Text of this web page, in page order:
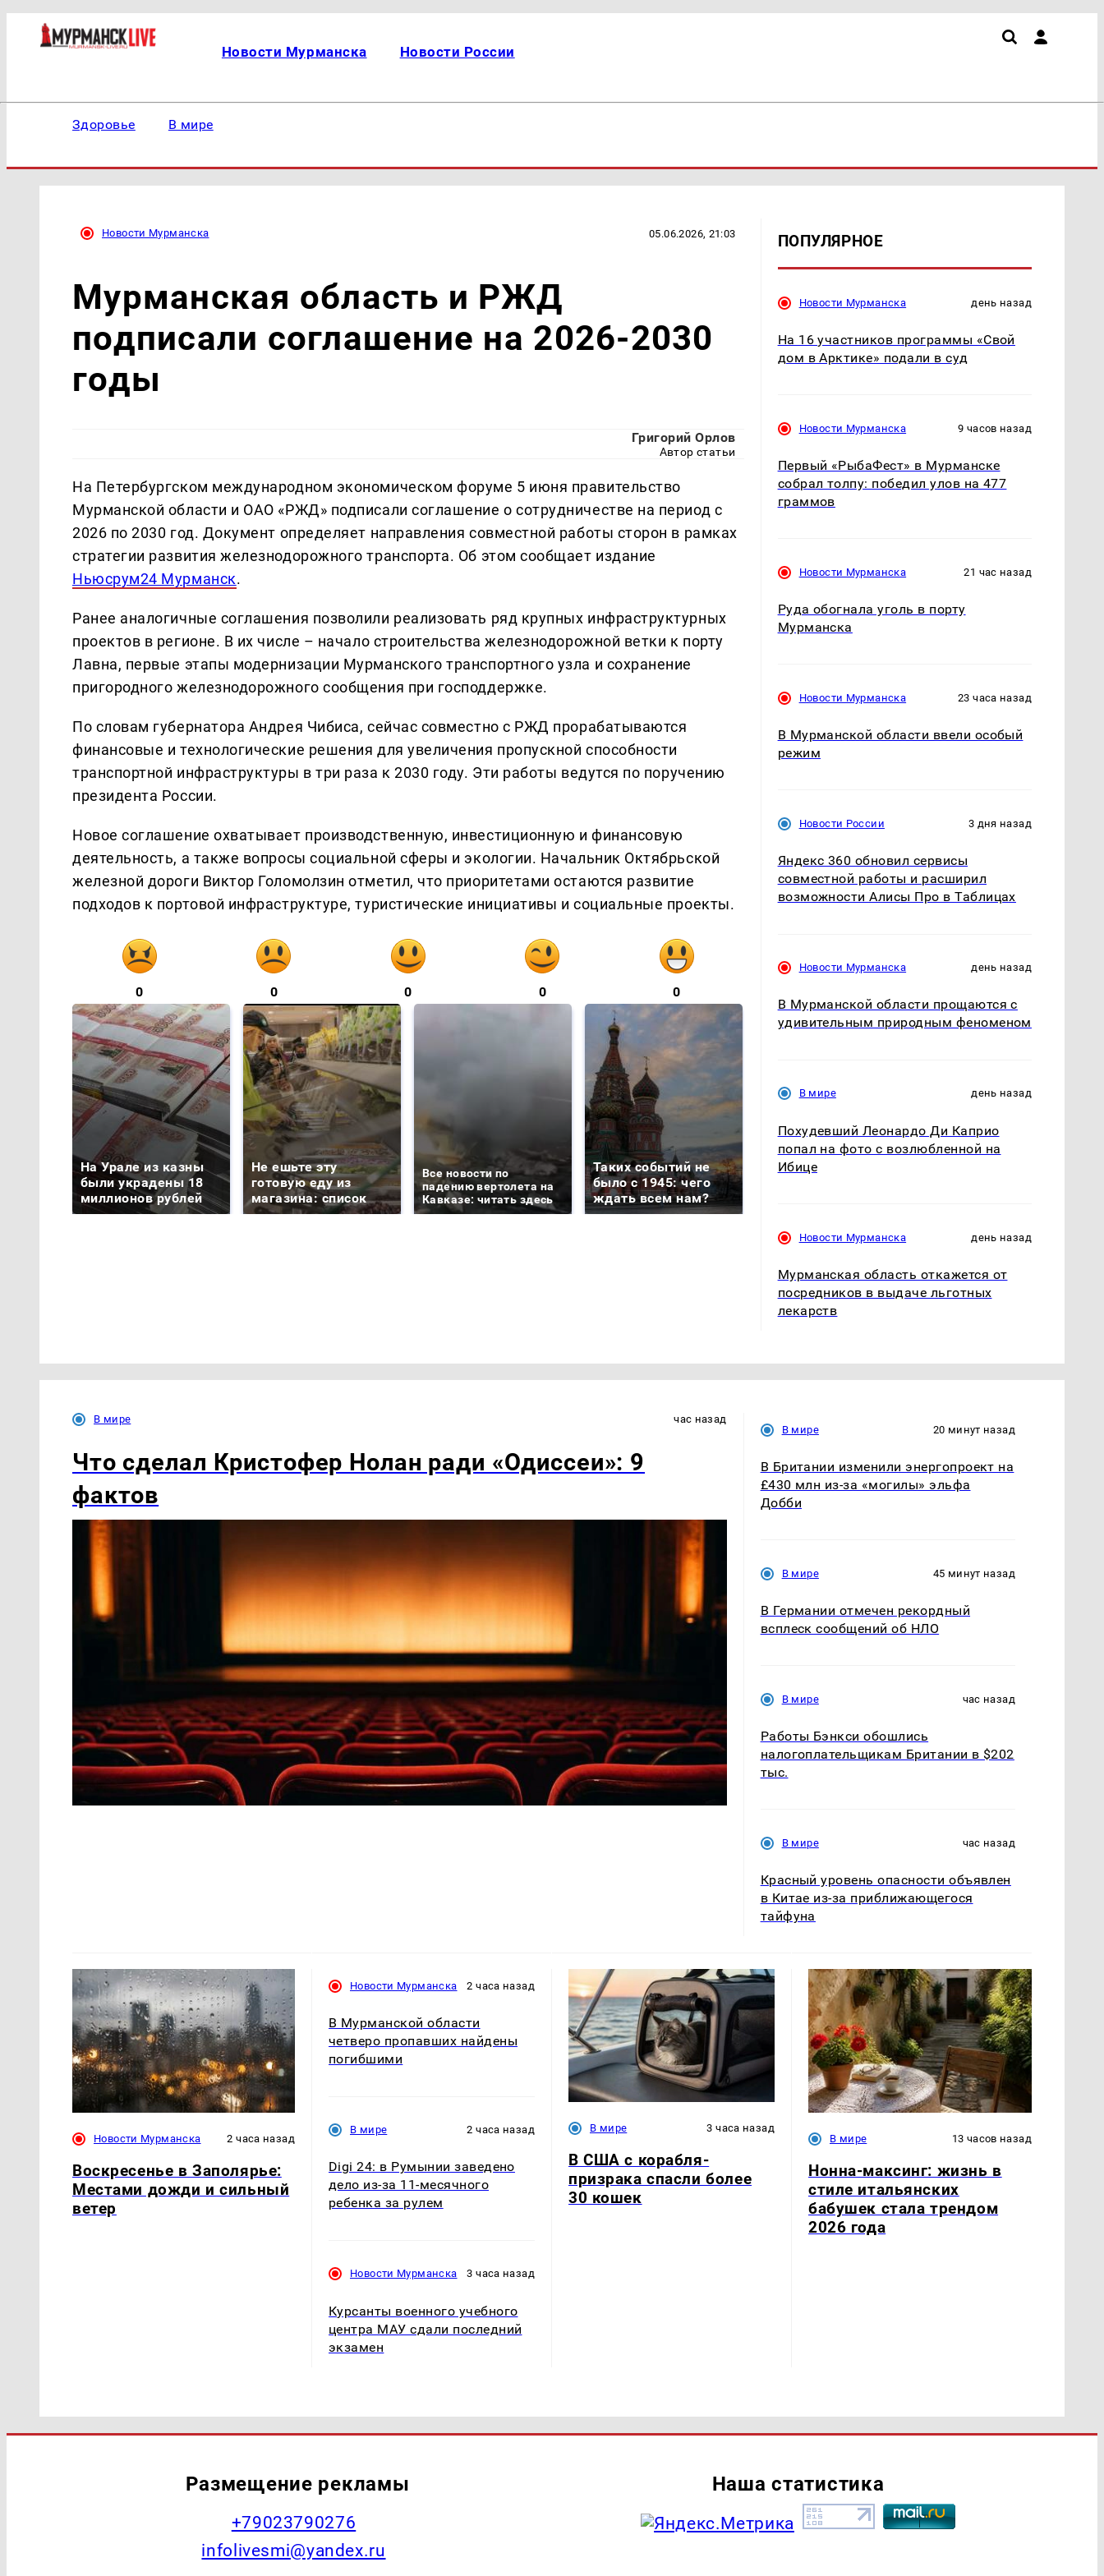
Новости Мурманска Новости России
Здоровье В мире
Новости Мурманска 05.06.2026, 21:03
Мурманская область и РЖД
подписали соглашение на 2026-2030
годы
Григорий Орлов
Автор статьи
На Петербургском международном экономическом форуме 5 июня правительство
Мурманской области и ОАО «РЖД» подписали соглашение о сотрудничестве на период с
2026 по 2030 год. Документ определяет направления совместной работы сторон в рамках
стратегии развития железнодорожного транспорта. Об этом сообщает издание
Ньюсрум24 Мурманск.
Ранее аналогичные соглашения позволили реализовать ряд крупных инфраструктурных
проектов в регионе. В их числе – начало строительства железнодорожной ветки к порту
Лавна, первые этапы модернизации Мурманского транспортного узла и сохранение
пригородного железнодорожного сообщения при господдержке.
По словам губернатора Андрея Чибиса, сейчас совместно с РЖД прорабатываются
финансовые и технологические решения для увеличения пропускной способности
транспортной инфраструктуры в три раза к 2030 году. Эти работы ведутся по поручению
президента России.
Новое соглашение охватывает производственную, инвестиционную и финансовую
деятельность, а также вопросы социальной сферы и экологии. Начальник Октябрьской
железной дороги Виктор Голомолзин отметил, что приоритетами остаются развитие
подходов к портовой инфраструктуре, туристические инициативы и социальные проекты.
0 0 0 0 0
На Урале из казны
были украдены 18
миллионов рублей
Не ешьте эту
готовую еду из
магазина: список
Все новости по
падению вертолета на
Кавказе: читать здесь
Таких событий не
было с 1945: чего
ждать всем нам?
В магазинах России
СМИ: В Химках на
ПОПУЛЯРНОЕ
Новости Мурманска день назад
На 16 участников программы «Свой
дом в Арктике» подали в суд
Новости Мурманска 9 часов назад
Первый «РыбаФест» в Мурманске
собрал толпу: победил улов на 477
граммов
Новости Мурманска 21 час назад
Руда обогнала уголь в порту
Мурманска
Новости Мурманска 23 часа назад
В Мурманской области ввели особый
режим
Новости России 3 дня назад
Яндекс 360 обновил сервисы
совместной работы и расширил
возможности Алисы Про в Таблицах
Новости Мурманска день назад
В Мурманской области прощаются с
удивительным природным феноменом
В мире день назад
Похудевший Леонардо Ди Каприо
попал на фото с возлюбленной на
Ибице
Новости Мурманска день назад
Мурманская область откажется от
посредников в выдаче льготных
лекарств
В мире час назад
Что сделал Кристофер Нолан ради «Одиссеи»: 9
фактов
В мире 20 минут назад
В Британии изменили энергопроект на
£430 млн из-за «могилы» эльфа
Добби
В мире 45 минут назад
В Германии отмечен рекордный
всплеск сообщений об НЛО
В мире час назад
Работы Бэнкси обошлись
налогоплательщикам Британии в $202
тыс.
В мире час назад
Красный уровень опасности объявлен
в Китае из-за приближающегося
тайфуна
Новости Мурманска 2 часа назад
Воскресенье в Заполярье:
Местами дожди и сильный
ветер
Новости Мурманска 2 часа назад
В Мурманской области
четверо пропавших найдены
погибшими
В мире 2 часа назад
Digi 24: в Румынии заведено
дело из-за 11-месячного
ребенка за рулем
Новости Мурманска 3 часа назад
Курсанты военного учебного
центра МАУ сдали последний
экзамен
В мире 3 часа назад
В США с корабля-
призрака спасли более
30 кошек
В мире 13 часов назад
Нонна-максинг: жизнь в
стиле итальянских
бабушек стала трендом
2026 года
Размещение рекламы
+79023790276
infolivesmi@yandex.ru
Наша статистика